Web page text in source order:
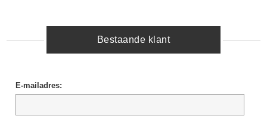
Bestaande klant
E-mailadres: